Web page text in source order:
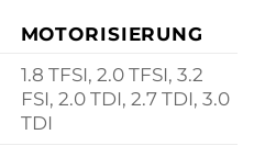
MOTORISIERUNG
1.8 TFSI, 2.0 TFSI, 3.2
FSI, 2.0 TDI, 2.7 TDI, 3.0
TDI